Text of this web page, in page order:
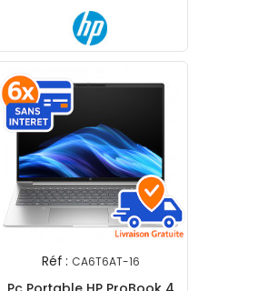
Réf : CA6T6AT-16